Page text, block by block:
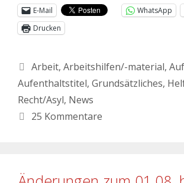
E-Mail
WhatsApp
Drucken
Arbeit, Arbeitshilfen/-material,
Aufenthaltstitel, Grundsätzliches,
Recht/Asyl, News
25 Kommentare